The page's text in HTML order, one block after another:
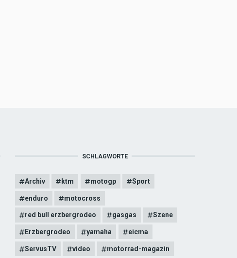
SCHLAGWORTE
Archiv ktm motogp Sport
enduro motocross
red bull erzbergrodeo gasgas Szene
Erzbergrodeo yamaha eicma
ServusTV video motorrad-magazin